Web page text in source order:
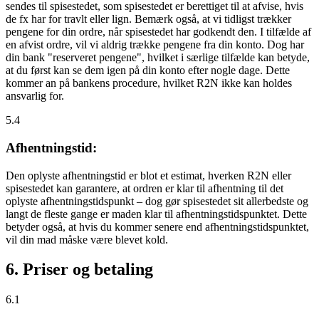
sendes til spisestedet, som spisestedet er berettiget til at afvise, hvis
de fx har for travlt eller lign. Bemærk også, at vi tidligst trækker
pengene for din ordre, når spisestedet har godkendt den. I tilfælde af
en afvist ordre, vil vi aldrig trække pengene fra din konto. Dog har
din bank "reserveret pengene", hvilket i særlige tilfælde kan betyde,
at du først kan se dem igen på din konto efter nogle dage. Dette
kommer an på bankens procedure, hvilket R2N ikke kan holdes
ansvarlig for.
5.4
Afhentningstid:
Den oplyste afhentningstid er blot et estimat, hverken R2N eller
spisestedet kan garantere, at ordren er klar til afhentning til det
oplyste afhentningstidspunkt – dog gør spisestedet sit allerbedste og
langt de fleste gange er maden klar til afhentningstidspunktet. Dette
betyder også, at hvis du kommer senere end afhentningstidspunktet,
vil din mad måske være blevet kold.
6. Priser og betaling
6.1